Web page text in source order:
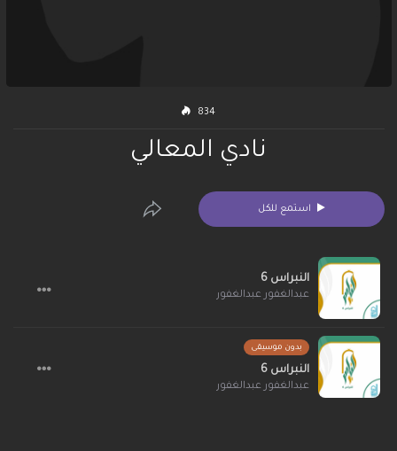
834
نادي المعالي
استمع للكل
النبراس 6
عبدالغفور عبدالغفور
بدون موسيقى
النبراس 6
عبدالغفور عبدالغفور